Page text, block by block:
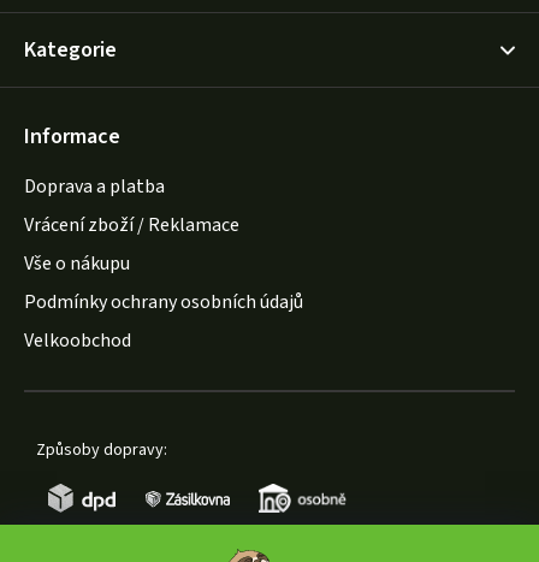
Kategorie
Informace
Doprava a platba
Vrácení zboží / Reklamace
Vše o nákupu
Podmínky ochrany osobních údajů
Velkoobchod
Způsoby dopravy: